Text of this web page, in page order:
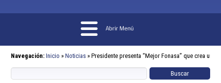
Navegación: Inicio » Noticias » Presidente presenta “Mejor Fonasa” que crea un